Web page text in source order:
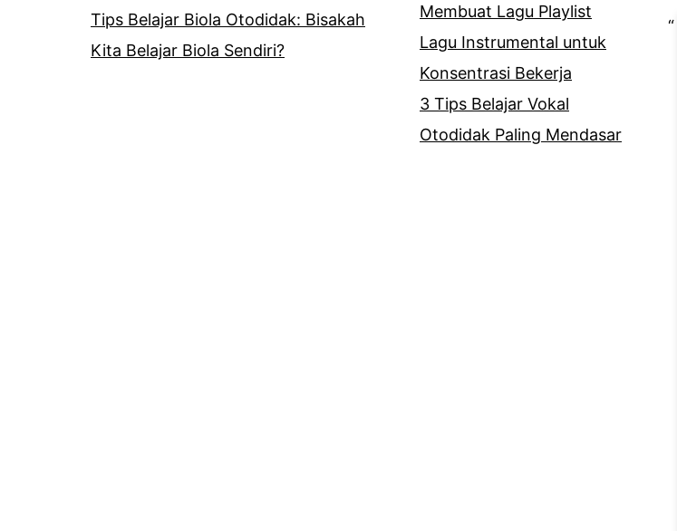
Tips Belajar Biola Otodidak: Bisakah
Kita Belajar Biola Sendiri?
Membuat Lagu Playlist
Lagu Instrumental untuk
Konsentrasi Bekerja
3 Tips Belajar Vokal
Otodidak Paling Mendasar